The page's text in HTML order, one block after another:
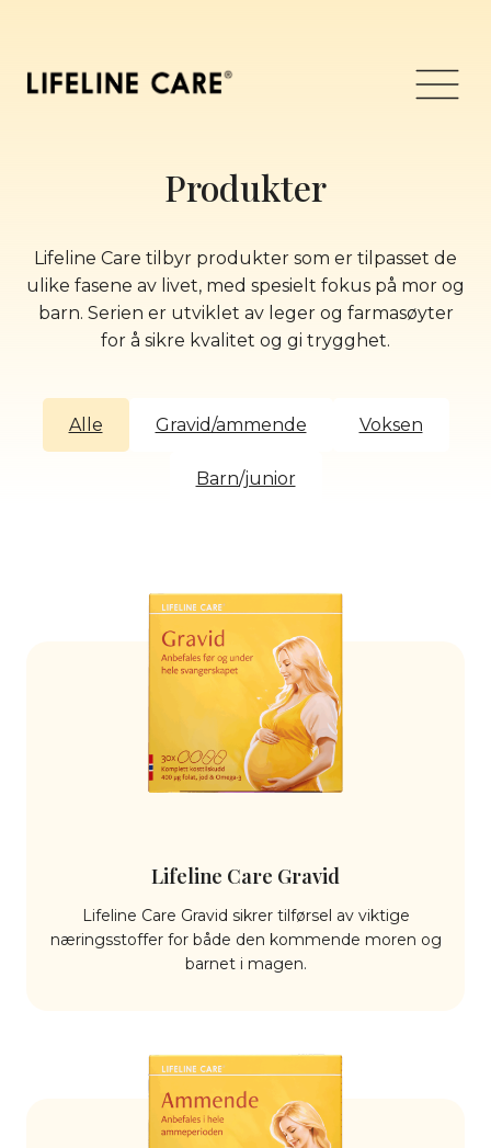
innhold
Produkter
Lifeline Care tilbyr produkter som er tilpasset de
ulike fasene av livet, med spesielt fokus på mor og
barn. Serien er utviklet av leger og farmasøyter
for å sikre kvalitet og gi trygghet.
Alle Gravid/ammende Voksen
Barn/junior
Lifeline Care Gravid
Lifeline Care Gravid sikrer tilførsel av viktige
næringsstoffer for både den kommende moren og
barnet i magen.